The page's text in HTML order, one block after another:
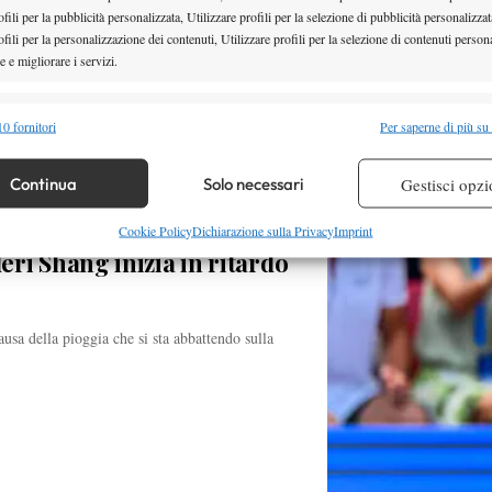
per la pubblicità personalizzata, Utilizzare profili per la selezione di pubblicità
per la personalizzazione dei contenuti, Utilizzare profili per la selezione di contenuti
e migliorare i servizi.
i dispositivi in base alle informazioni trasmesse automaticamente.
la sicurezza, prevenire e rilevare frodi, correggere errori,
e presentare pubblicità e contenuto, Salvare e comunicare le
fornitori Per saperne di più
Continua Solo necessari Gestisci
Cookie PolicyDichiarazione sulla PrivacyImprint
Shang inizia in ritardo
della pioggia che si sta abbattendo sulla